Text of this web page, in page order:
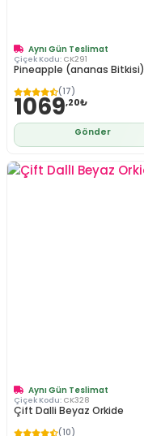
Aynı Gün Teslimat
Çiçek Kodu: CK291
Pineapple (ananas Bitkisi)
(17)
1069,20₺
Gönder
Aynı Gün Teslimat
Çiçek Kodu: CK328
Çift Dalli Beyaz Orkide
(10)